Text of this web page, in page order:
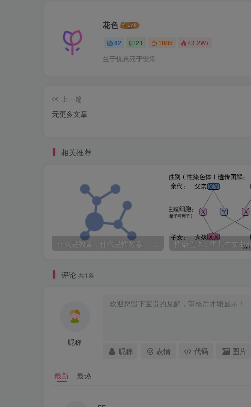
花色
82 21 1885 43.2W+
生于忧患死于安乐
上一篇
无更多文章
相关推荐
性染色体：生儿生女由
评论 共1条
昵称
昵称 表情 代码 图片
最新 最热